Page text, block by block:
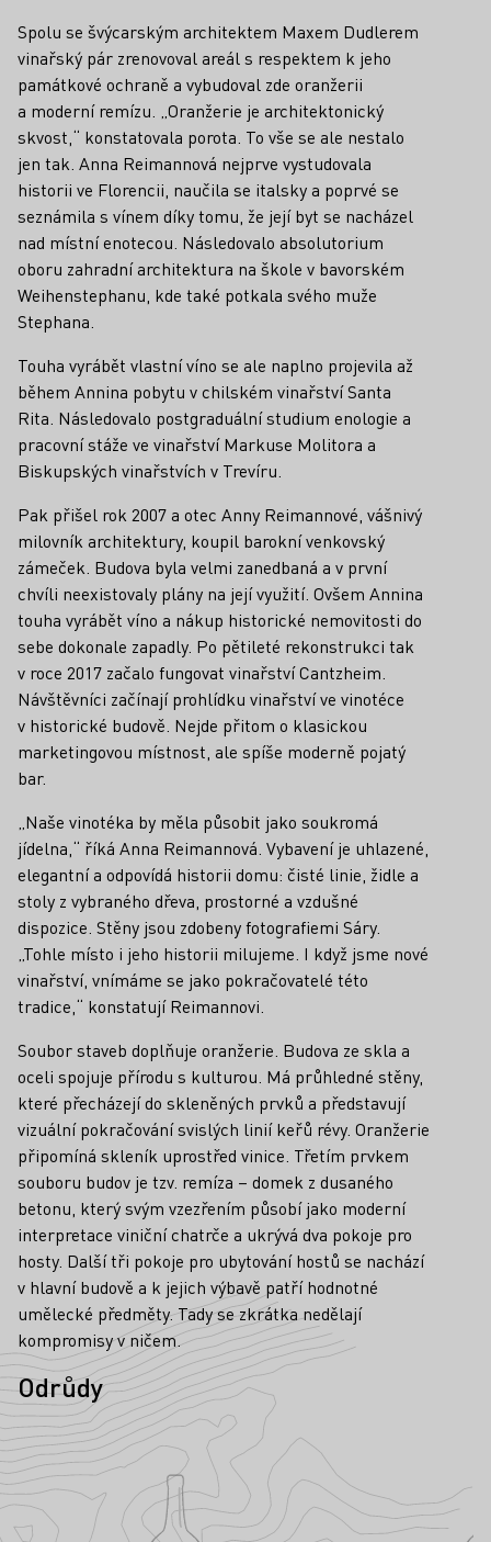
Spolu se švýcarským architektem Maxem Dudlerem
vinařský pár zrenovoval areál s respektem k jeho
památkové ochraně a vybudoval zde oranžerii
a moderní remízu. „Oranžerie je architektonický
skvost,“ konstatovala porota. To vše se ale nestalo
jen tak. Anna Reimannová nejprve vystudovala
historii ve Florencii, naučila se italsky a poprvé se
seznámila s vínem díky tomu, že její byt se nacházel
nad místní enotecou. Následovalo absolutorium
oboru zahradní architektura na škole v bavorském
Weihenstephanu, kde také potkala svého muže
Stephana.
Touha vyrábět vlastní víno se ale naplno projevila až
během Annina pobytu v chilském vinařství Santa
Rita. Následovalo postgraduální studium enologie a
pracovní stáže ve vinařství Markuse Molitora a
Biskupských vinařstvích v Trevíru.
Pak přišel rok 2007 a otec Anny Reimannové, vášnivý
milovník architektury, koupil barokní venkovský
zámeček. Budova byla velmi zanedbaná a v první
chvíli neexistovaly plány na její využití. Ovšem Annina
touha vyrábět víno a nákup historické nemovitosti do
sebe dokonale zapadly. Po pětileté rekonstrukci tak
v roce 2017 začalo fungovat vinařství Cantzheim.
Návštěvníci začínají prohlídku vinařství ve vinotéce
v historické budově. Nejde přitom o klasickou
marketingovou místnost, ale spíše moderně pojatý
bar.
„Naše vinotéka by měla působit jako soukromá
jídelna,“ říká Anna Reimannová. Vybavení je uhlazené,
elegantní a odpovídá historii domu: čisté linie, židle a
stoly z vybraného dřeva, prostorné a vzdušné
dispozice. Stěny jsou zdobeny fotografiemi Sáry.
„Tohle místo i jeho historii milujeme. I když jsme nové
vinařství, vnímáme se jako pokračovatelé této
tradice,“ konstatují Reimannovi.
Soubor staveb doplňuje oranžerie. Budova ze skla a
oceli spojuje přírodu s kulturou. Má průhledné stěny,
které přecházejí do skleněných prvků a představují
vizuální pokračování svislých linií keřů révy. Oranžerie
připomíná skleník uprostřed vinice. Třetím prvkem
souboru budov je tzv. remíza – domek z dusaného
betonu, který svým vzezřením působí jako moderní
interpretace viniční chatrče a ukrývá dva pokoje pro
hosty. Další tři pokoje pro ubytování hostů se nachází
v hlavní budově a k jejich výbavě patří hodnotné
umělecké předměty. Tady se zkrátka nedělají
kompromisy v ničem.
Odrůdy